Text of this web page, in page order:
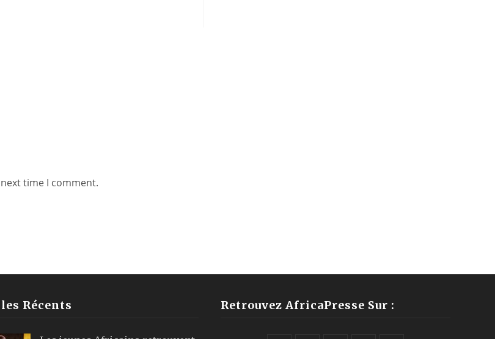
time I comment.
Récents Retrouvez AfricaPresse Sur :